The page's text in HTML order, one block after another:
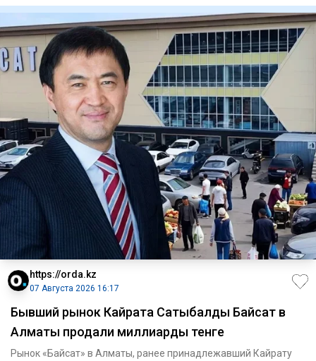
https://orda.kz
07 Августа 2026 16:17
Бывший рынок Кайрата Сатыбалды Байсат в
Алматы продали миллиарды тенге
Рынок «Байсат» в Алматы, ранее принадлежавший Кайрату